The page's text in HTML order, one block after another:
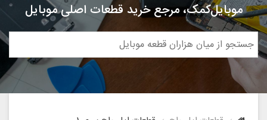
موبایل‌کمک، مرجع خرید قطعات اصلی موبایل